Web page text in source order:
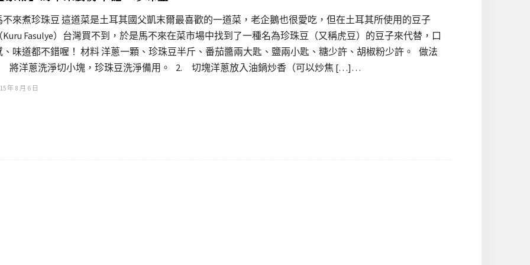
不來煮珍珠豆 這道菜是土耳其國父凱末爾最喜歡的一道菜，老企鵝也很愛吃，但在土耳其所使用的豆子
Kuru Fasulye）台灣買不到，於是馬不來在菜市場中找到了一種名為珍珠豆（又稱虎豆）的豆子來代替，口
、味道都不錯喔！ 材料 洋蔥一顆、珍珠豆半斤、番茄醬兩大匙、鹽兩小匙、糖少許、胡椒粉少許。 做法
將洋蔥洗淨切小塊，珍珠豆洗淨備用。 2. 切塊洋蔥放入油鍋炒香（可以炒焦 […]…
年 8 月 6 日